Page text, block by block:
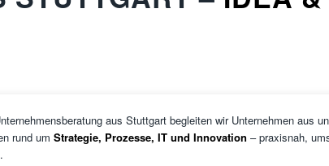
aus Stuttgart begleiten wir Unternehmen aus
rund um Strategie, Prozesse, IT und Innovation – praxisnah,
.